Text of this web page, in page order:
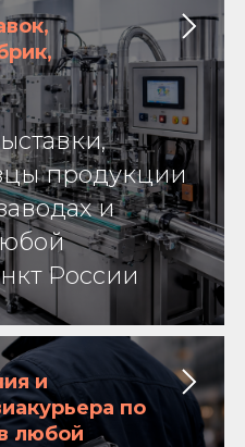
продукции
и
России
и
по
любой